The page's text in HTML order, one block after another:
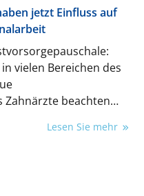
jetzt Einfluss auf
vielen Bereichen des
Zahnärzte beachten
Lesen Sie mehr